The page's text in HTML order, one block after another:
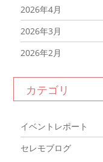
2026年4月
2026年3月
2026年2月
2025年12月
2025年10月
カテゴリ
イベントレポート
セレモブログ